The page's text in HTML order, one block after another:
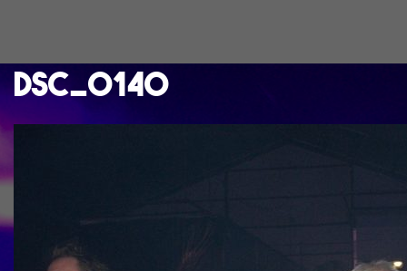
dsc_0140